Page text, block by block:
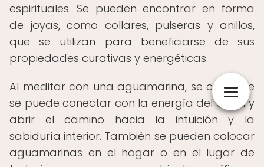
espirituales. Se pueden encontrar en forma
de joyas, como collares, pulseras y anillos,
que se utilizan para beneficiarse de sus
propiedades curativas y energéticas.
Al meditar con una aguamarina, se cree que
se puede conectar con la energía del agua y
abrir el camino hacia la intuición y la
sabiduría interior. También se pueden colocar
aguamarinas en el hogar o en el lugar de